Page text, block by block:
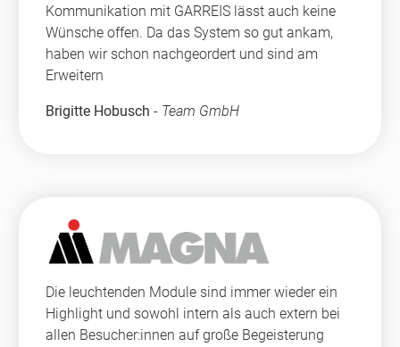
Kommunikation mit GARREIS lässt auch keine
Wünsche offen. Da das System so gut ankam,
haben wir schon nachgeordert und sind am
Erweitern
Brigitte Hobusch - Team GmbH
Die leuchtenden Module sind immer wieder ein
Highlight und sowohl intern als auch extern bei
allen Besucher:innen auf große Begeisterung